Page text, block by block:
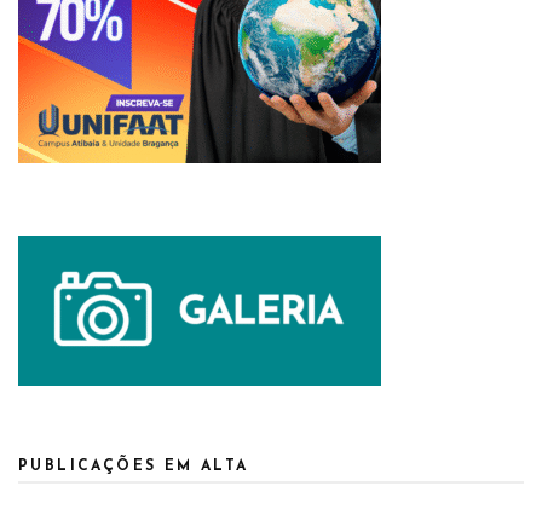
PUBLICAÇÕES EM ALTA